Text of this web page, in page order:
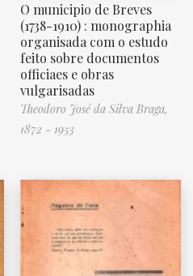
O municipio de Breves
(1738-1910) : monographia
organisada com o estudo
feito sobre documentos
officiaes e obras
vulgarisadas
Theodoro José da Silva Braga,
1872 - 1953